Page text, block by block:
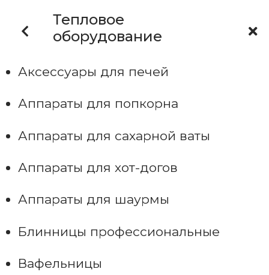
Тепловое
оборудование
Аксессуары для печей
Аппараты для попкорна
Аппараты для сахарной ваты
Аппараты для хот-догов
Аппараты для шаурмы
Блинницы профессиональные
Вафельницы